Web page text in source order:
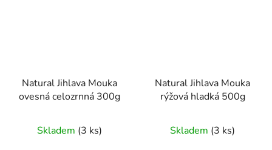
Natural Jihlava Mouka
ovesná celozrnná 300g
Skladem (3 ks)
Natural Jihlava Mouka
rýžová hladká 500g
Skladem (3 ks)